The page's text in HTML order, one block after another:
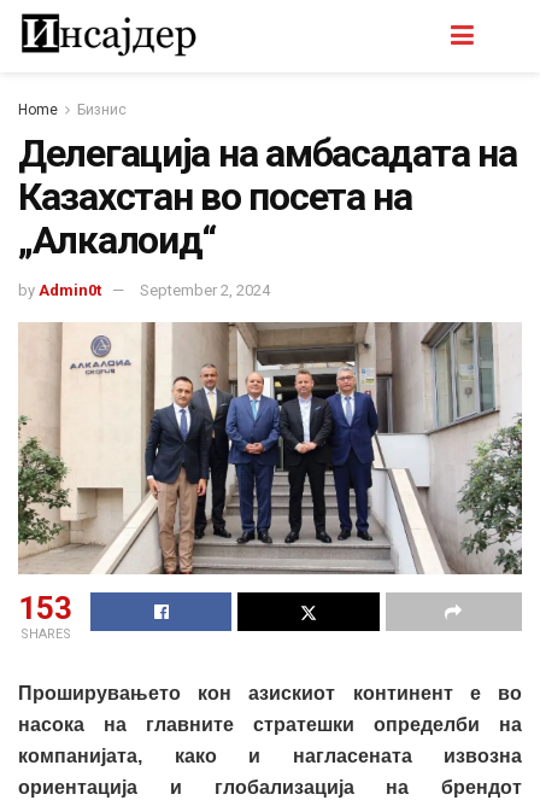
Home Бизнис
Делегација на амбасадата на
Казахстан во посета на
„Алкалоид“
by Admin0t September 2, 2024
153
SHARES
Проширувањето кон азискиот континент е во
насока на главните стратешки определби на
компанијата, како и нагласената извозна
ориентација и глобализација на брендот